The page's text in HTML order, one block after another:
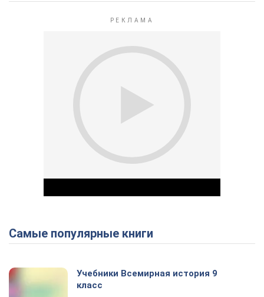
Play Video
Самые популярные книги
Учебники Всемирная история 9
класс